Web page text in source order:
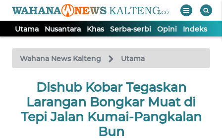
Utama Nusantara Khas Serba-serbi Opini Indeks
Wahana News Kalteng Utama
Dishub Kobar Tegaskan
Larangan Bongkar Muat di
Tepi Jalan Kumai-Pangkalan
Bun
TV
Tutup
UTAMA
NUSANTARA